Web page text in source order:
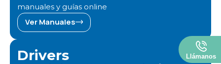
manuales y guías online
Ver Manuales
Drivers Llámanos